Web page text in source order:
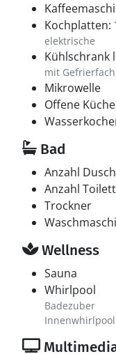
Kochplatten:
elektrische
Kühlschrank l
mit
Mikrowelle
Offene Küche
Bad
Anzahl
Anzahl
Trockner
Wellness
Sauna
Whirlpool
Badezuber
Innenwhirlpool